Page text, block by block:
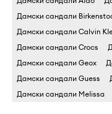
Дамски сандали
Дамски сандали Calvin
Дамски сандали Crocs
Дамски сандали Geox
Дамски сандали Guess
Дамски сандали Melissa